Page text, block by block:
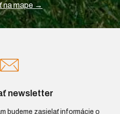
na mape →
newsletter
budeme zasielať informácie o